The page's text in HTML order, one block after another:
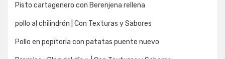
Pisto cartagenero con Berenjena rellena
pollo al chilindrón | Con Texturas y Sabores
Pollo en pepitoria con patatas puente nuevo